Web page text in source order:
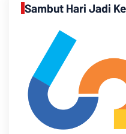
Sambut Hari Jadi